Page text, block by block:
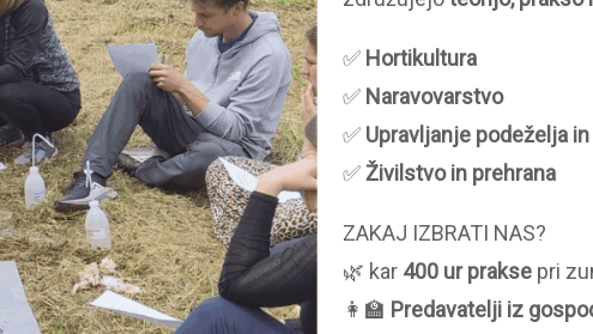
✅ Hortikultura
✅ Naravovarstvo
✅ Upravljanje podeželja
✅Živilstvo in prehrana
ZAKAJ IZBRATI NAS?
🌿 kar 400 ur prakse pri
👩‍🏫 Predavatelji iz